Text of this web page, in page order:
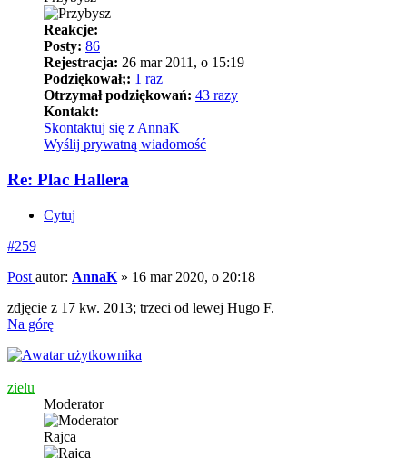
Reakcje:
Posty: 86
Rejestracja: 26 mar 2011, o 15:19
Podziękował;: 1 raz
Otrzymał podziękowań: 43 razy
Kontakt:
Skontaktuj się z AnnaK
Wyślij prywatną wiadomość
Re: Plac Hallera
Cytuj
#259
Post autor: AnnaK » 16 mar 2020, o 20:18
zdjęcie z 17 kw. 2013; trzeci od lewej Hugo F.
Na górę
zielu
Moderator
Rajca